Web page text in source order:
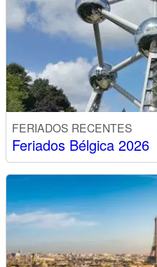
FERIADOS RECENTES
Feriados Bélgica 2026